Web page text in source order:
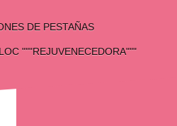
DE PESTAÑAS
"""REJUVENECEDORA"""